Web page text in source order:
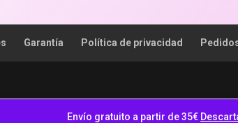
Envío gratuito a partir de 35€
Garantía Política de privacidad